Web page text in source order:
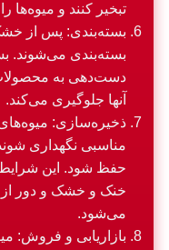
تبخیر کنند و میوه‌ها
بسته‌بندی: پس از
بسته‌بندی می‌شوند.
دست‌دهی به
آنها جلوگیری می‌کند.
ذخیره‌سازی:
مناسبی نگهداری
حفظ شود. این
خنک و خشک و دور از
می‌شود.
بازاریابی و فروش: